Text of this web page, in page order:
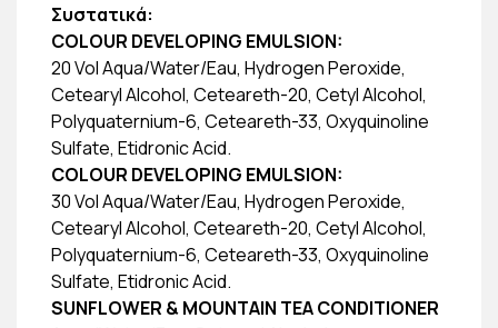
Συστατικά:
COLOUR DEVELOPING EMULSION:
20 Vol Aqua/Water/Eau, Hydrogen Peroxide,
Cetearyl Alcohol, Ceteareth-20, Cetyl Alcohol,
Polyquaternium-6, Ceteareth-33, Oxyquinoline
Sulfate, Etidronic Acid.
COLOUR DEVELOPING EMULSION:
30 Vol Aqua/Water/Eau, Hydrogen Peroxide,
Cetearyl Alcohol, Ceteareth-20, Cetyl Alcohol,
Polyquaternium-6, Ceteareth-33, Oxyquinoline
Sulfate, Etidronic Acid.
SUNFLOWER & MOUNTAIN TEA CONDITIONER